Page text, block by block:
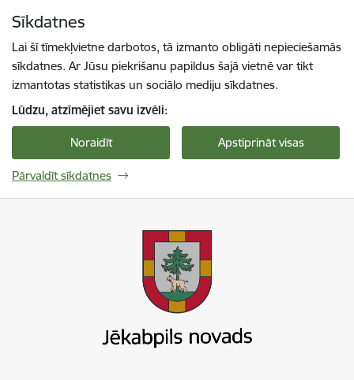
Sīkdatnes
Lai šī tīmekļvietne darbotos, tā izmanto obligāti nepieciešamās
sīkdatnes. Ar Jūsu piekrišanu papildus šajā vietnē var tikt
izmantotas statistikas un sociālo mediju sīkdatnes.
Lūdzu, atzīmējiet savu izvēli:
Noraidīt Apstiprināt visas
Pārvaldīt sīkdatnes